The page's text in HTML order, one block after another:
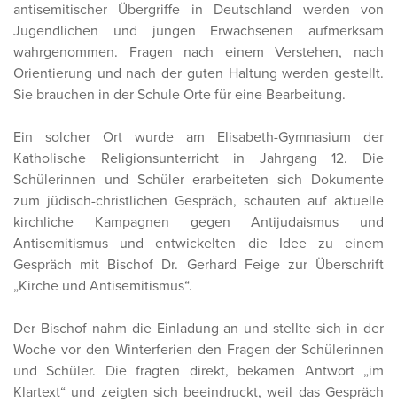
antisemitischer Übergriffe in Deutschland werden von
Jugendlichen und jungen Erwachsenen aufmerksam
wahrgenommen. Fragen nach einem Verstehen, nach
Orientierung und nach der guten Haltung werden gestellt.
Sie brauchen in der Schule Orte für eine Bearbeitung.
Ein solcher Ort wurde am Elisabeth-Gymnasium der
Katholische Religionsunterricht in Jahrgang 12. Die
Schülerinnen und Schüler erarbeiteten sich Dokumente
zum jüdisch-christlichen Gespräch, schauten auf aktuelle
kirchliche Kampagnen gegen Antijudaismus und
Antisemitismus und entwickelten die Idee zu einem
Gespräch mit Bischof Dr. Gerhard Feige zur Überschrift
„Kirche und Antisemitismus“.
Der Bischof nahm die Einladung an und stellte sich in der
Woche vor den Winterferien den Fragen der Schülerinnen
und Schüler. Die fragten direkt, bekamen Antwort „im
Klartext“ und zeigten sich beeindruckt, weil das Gespräch